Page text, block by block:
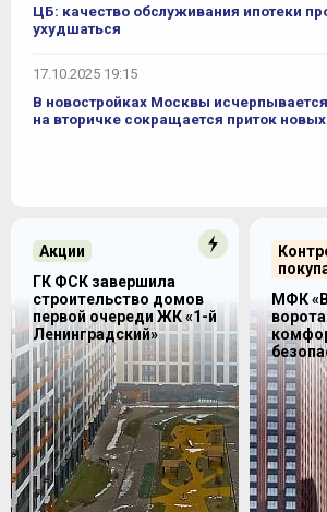
ЦБ: качество обслуживания ипотеки
ухудшаться
17.10.2025 19:15
В новостройках Москвы
на вторичке сокращается приток
МФК
Акции
ГК ФСК завершила
строительство домов
первой очереди ЖК «1-й
Ленинградский»